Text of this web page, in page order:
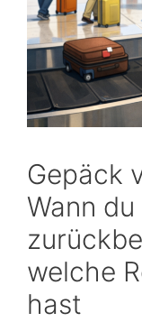
Gepäck
Wann du
welche
hast